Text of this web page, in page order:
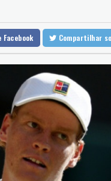
à Itália em meio a
na Colômbia com apoio
no dia de São Caetano,
geração de energia
Facebook Compartilhar